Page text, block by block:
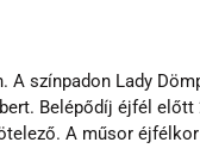
színpadon Lady
Belépődíj éjfél előtt
A műsor